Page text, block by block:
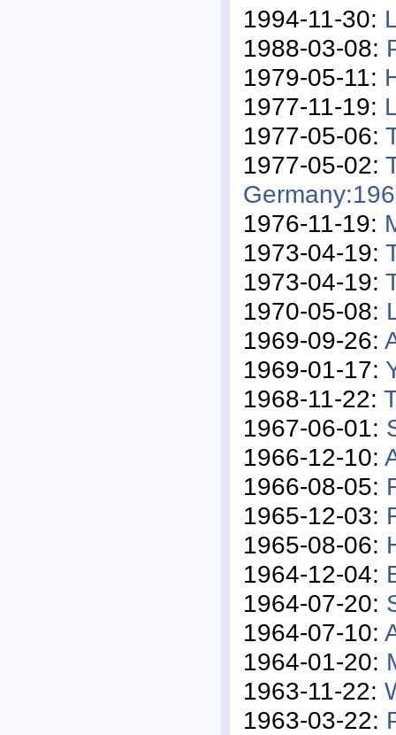
1994-11-30:
1988-03-08:
1979-05-11:
1977-11-19:
1977-05-06:
1977-05-02:
1976-11-19:
1973-04-19:
1973-04-19:
1970-05-08:
1969-09-26:
1969-01-17:
1968-11-22:
1967-06-01:
1966-12-10:
1966-08-05:
1965-12-03:
1965-08-06:
1964-12-04:
1964-07-20:
1964-07-10:
1964-01-20:
1963-11-22:
1963-03-22: